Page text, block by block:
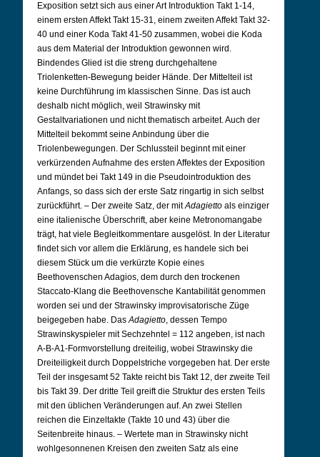
Exposition setzt sich aus einer Art Introduktion Takt 1-14,
einem ersten Affekt Takt 15-31, einem zweiten Affekt Takt 32-
40 und einer Koda Takt 41-50 zusammen, wobei die Koda
aus dem Material der Introduktion gewonnen wird.
Bindendes Glied ist die streng durchgehaltene
Triolenketten-Bewegung beider Hände. Der Mittelteil ist
keine Durchführung im klassischen Sinne. Das ist auch
deshalb nicht möglich, weil Strawinsky mit
Gestaltvariationen und nicht thematisch arbeitet. Auch der
Mittelteil bekommt seine Anbindung über die
Triolenbewegungen. Der Schlussteil beginnt mit einer
verkürzenden Aufnahme des ersten Affektes der Exposition
und mündet bei Takt 149 in die Pseudointroduktion des
Anfangs, so dass sich der erste Satz ringartig in sich selbst
zurückführt. – Der zweite Satz, der mitAdagietto als einziger
eine italienische Überschrift, aber keine Metronomangabe
trägt, hat viele Begleitkommentare ausgelöst. In der Literatur
findet sich vor allem die Erklärung, es handele sich bei
diesem Stück um die verkürzte Kopie eines
Beethovenschen Adagios, dem durch den trockenen
Staccato-Klang die Beethovensche Kantabilität genommen
worden sei und der Strawinsky improvisatorische Züge
beigegeben habe. DasAdagietto, dessen Tempo
Strawinskyspieler mit Sechzehntel = 112 angeben, ist nach
A-B-A1-Formvorstellung dreiteilig, wobei Strawinsky die
Dreiteiligkeit durch Doppelstriche vorgegeben hat. Der erste
Teil der insgesamt 52 Takte reicht bis Takt 12, der zweite Teil
bis Takt 39. Der dritte Teil greift die Struktur des ersten Teils
mit den üblichen Veränderungen auf. An zwei Stellen
reichen die Einzeltakte (Takte 10 und 43) über die
Seitenbreite hinaus. – Wertete man in Strawinsky nicht
wohlgesonnenen Kreisen den zweiten Satz als eine